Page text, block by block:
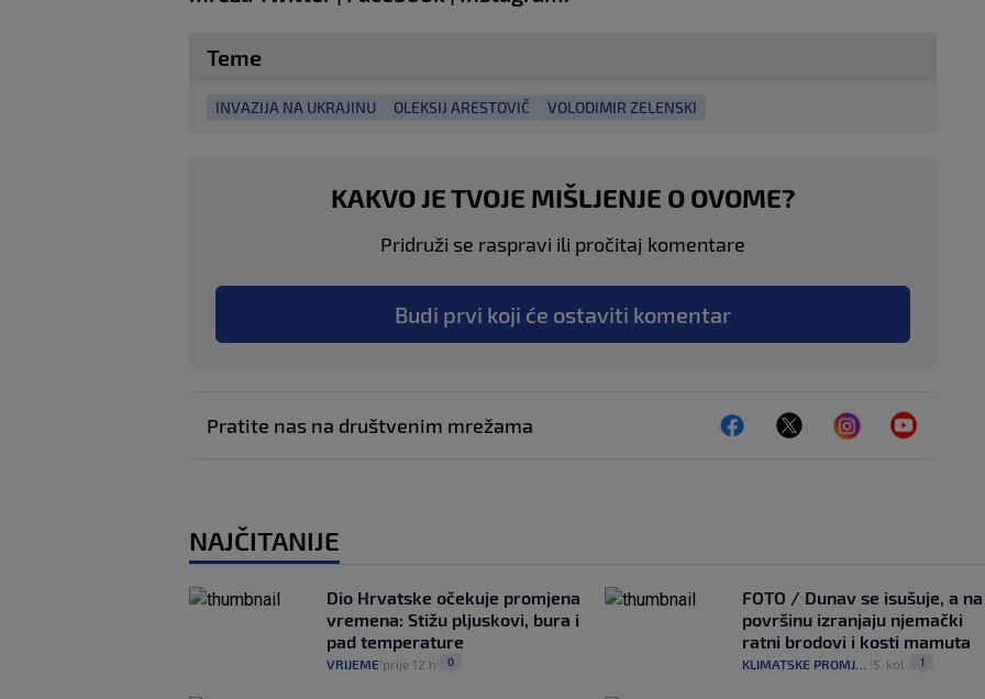
Teme
INVAZIJA NA UKRAJINU OLEKSIJ ARESTOVIČ VOLODIMIR ZELENSKI
KAKVO JE TVOJE MIŠLJENJE O OVOME?
Pridruži se raspravi ili pročitaj komentare
Budi prvi koji će ostaviti komentar
Pratite nas na društvenim mrežama
NAJČITANIJE
Dio Hrvatske očekuje promjena
vremena: Stižu pljuskovi, bura i
pad temperature
VRIJEME prije 12 h 0
FOTO / Dunav se isušuje, a na
površinu izranjaju njemački
ratni brodovi i kosti mamuta
KLIMATSKE PROMJENE 5. kol. 1